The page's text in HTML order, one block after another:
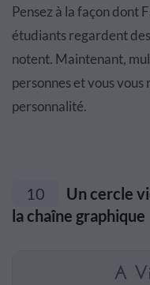
Pensez à la façon dont
étudiants regardent
notent. Maintenant,
personnes et vous
personnalité.
10
Un cercle
la chaîne graphique